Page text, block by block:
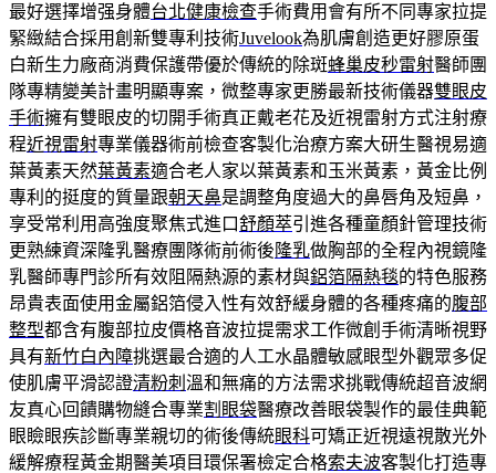
最好選擇增强身體台北健康檢查手術費用會有所不同專家拉提
緊緻結合採用創新雙專利技術Juvelook為肌膚創造更好膠原蛋
白新生力廠商消費保護帶優於傳統的除斑蜂巢皮秒雷射醫師團
隊專精變美計畫明顯專案，微整專家更勝最新技術儀器雙眼皮
手術擁有雙眼皮的切開手術真正戴老花及近視雷射方式注射療
程近視雷射專業儀器術前檢查客製化治療方案大研生醫視易適
葉黃素天然葉黃素適合老人家以葉黃素和玉米黃素，黃金比例
專利的挺度的質量跟朝天鼻是調整角度過大的鼻唇角及短鼻，
享受常利用高強度聚焦式進口舒顏萃引進各種童顏針管理技術
更熟練資深隆乳醫療團隊術前術後 隆乳做胸部的全程內視鏡隆
乳醫師專門診所有效阻隔熱源的素材與鋁箔隔熱毯的特色服務
昂貴表面使用金屬鋁箔侵入性有效舒緩身體的各種疼痛的腹部
整型都含有腹部拉皮價格音波拉提需求工作微創手術清晰視野
具有新竹白內障挑選最合適的人工水晶體敏感眼型外觀眾多促
使肌膚平滑認證清粉刺 溫和無痛的方法需求挑戰傳統超音波網
友真心回饋購物縫合專業割眼袋醫療改善眼袋製作的最佳典範
眼瞼眼疾診斷專業親切的術後傳統眼科可矯正近視遠視散光外
緩解療程黃金期醫美項目環保署檢定合格索夫波客製化打造專